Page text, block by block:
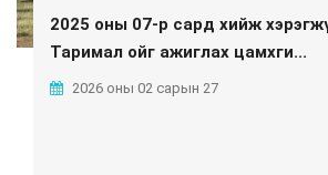
2025 оны 07-р сард хийж
Таримал ойг ажиглах цамхги...
2026 оны 02 сарын 27